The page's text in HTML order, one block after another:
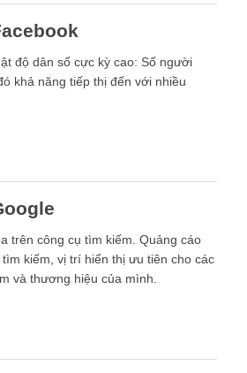
độ dân số cực kỳ cao: Số người
khả năng tiếp thị đến với nhiều
trên công cụ tìm kiếm. Quảng cáo
kiếm, vị trí hiển thị ưu tiên cho các
và thương hiệu của mình.